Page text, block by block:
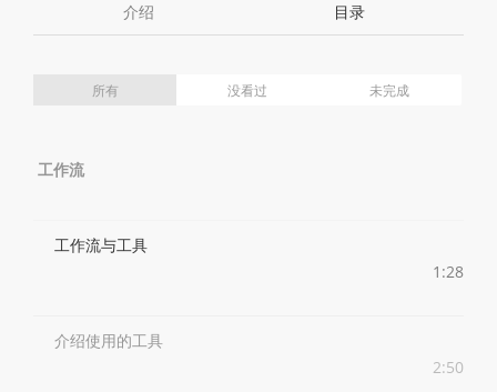
介绍 目录
所有 没看过 未完成
工作流
工作流与工具
1:28
介绍使用的工具
2:50